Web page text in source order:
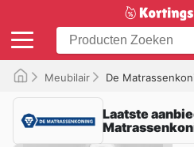
Meubilair De
Laatste